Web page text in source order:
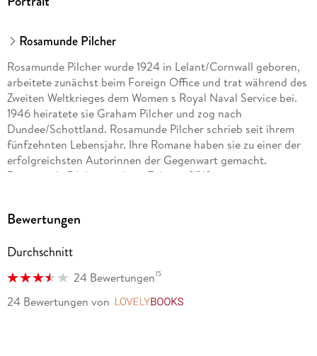
Rosamunde Pilcher
Rosamunde Pilcher wurde 1924 in Lelant/Cornwall geboren,
arbeitete zunächst beim Foreign Office und trat während des
Zweiten Weltkrieges dem Women s Royal Naval Service bei.
1946 heiratete sie Graham Pilcher und zog nach
Dundee/Schottland. Rosamunde Pilcher schrieb seit ihrem
fünfzehnten Lebensjahr. Ihre Romane haben sie zu einer der
erfolgreichsten Autorinnen der Gegenwart gemacht.
Rosamunde Pilcher starb im Februar 2019.
Bewertungen
Durchschnitt
24 Bewertungen15
24 Bewertungen von